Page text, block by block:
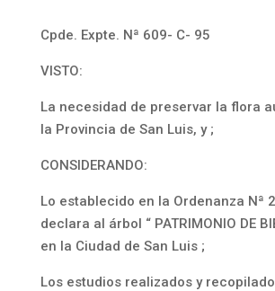
Cpde. Expte. Nª 609- C- 95
VISTO:
La necesidad de preservar la flora
la Provincia de San Luis, y ;
CONSIDERANDO:
Lo establecido en la Ordenanza Nª
declara al árbol “ PATRIMONIO DE
en la Ciudad de San Luis ;
Los estudios realizados y